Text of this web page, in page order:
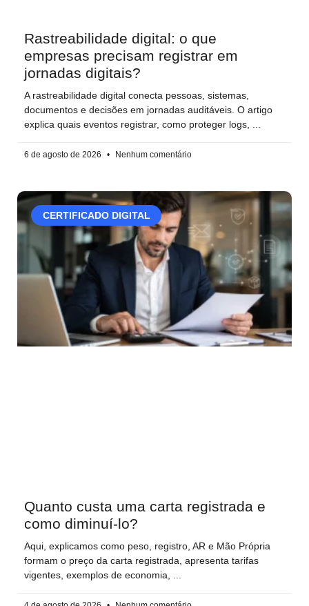
Rastreabilidade digital: o que
empresas precisam registrar em
jornadas digitais?
A rastreabilidade digital conecta pessoas, sistemas,
documentos e decisões em jornadas auditáveis. O artigo
explica quais eventos registrar, como proteger logs,
6 de agosto de 2026 Nenhum comentário
CERTIFICADO DIGITAL
Quanto custa uma carta registrada e
como diminuí-lo?
Aqui, explicamos como peso, registro, AR e Mão Própria
formam o preço da carta registrada, apresenta tarifas
vigentes, exemplos de economia,